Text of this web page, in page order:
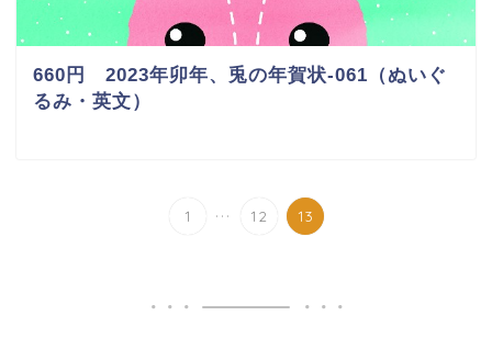
660円 2023年卯年、兎の年賀状-061（ぬいぐ
るみ・英文）
1 ... 12 13